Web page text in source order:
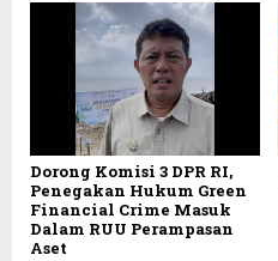
Dorong Komisi 3 DPR RI,
Penegakan Hukum Green
Financial Crime Masuk
Dalam RUU Perampasan
Aset